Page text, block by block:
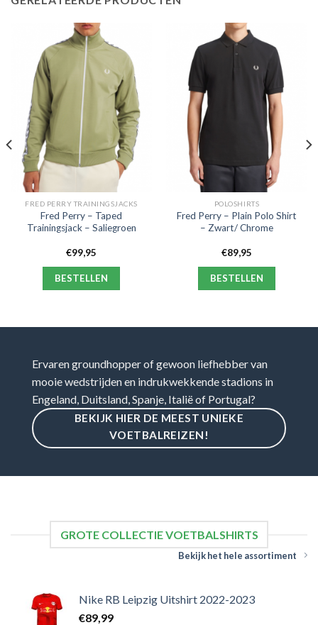
FRED PERRY TRAININGSJACKS
Fred Perry – Taped
Trainingsjack – Saliegroen
€99,95
BESTELLEN
POLOSHIRTS
Fred Perry – Plain Polo Shirt
– Zwart/ Chrome
€89,95
BESTELLEN
Ervaren groundhopper of gewoon liefhebber van
mooie wedstrijden en indrukwekkende stadions in
Engeland, Duitsland, Spanje, Italië of Portugal?
BEKIJK HIER DE MEEST UNIEKE
VOETBALREIZEN!
GROTE COLLECTIE VOETBALSHIRTS
Bekijk het hele assortiment
Nike RB Leipzig Uitshirt 2022-2023
€89,99